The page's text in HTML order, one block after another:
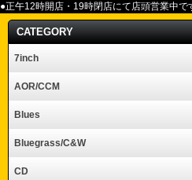
●正午12時開店・ 19時閉店にて店頭営業中で
CATEGORY
7inch
AOR/CCM
Blues
Bluegrass/C&W
CD